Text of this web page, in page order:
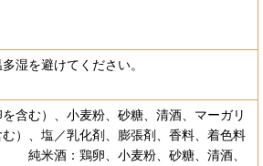
湿を避けてください。
含む）、小麦粉、砂糖、清酒、マーガリ
）、塩／乳化剤、膨張剤、香料、着色料
純米酒：鶏卵、小麦粉、砂糖、清酒、